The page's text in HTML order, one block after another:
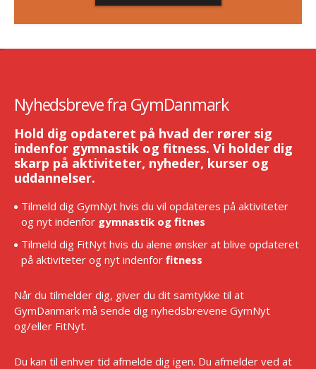
Nyhedsbreve fra GymDanmark
Hold dig opdateret på hvad der rører sig
indenfor gymnastik og fitness. Vi holder dig
skarp på aktiviteter, nyheder, kurser og
uddannelser.
Tilmeld dig GymNyt hvis du vil opdateres på aktiviteter
og nyt indenfor gymnastik og fitnes
Tilmeld dig FitNyt hvis du alene ønsker at blive opdateret
på aktiviteter og nyt indenfor fitness
Når du tilmelder dig, giver du dit samtykke til at
GymDanmark må sende dig nyhedsbrevene GymNyt
og/eller FitNyt.
Du kan til enhver tid afmelde dig igen. Du afmelder ved at